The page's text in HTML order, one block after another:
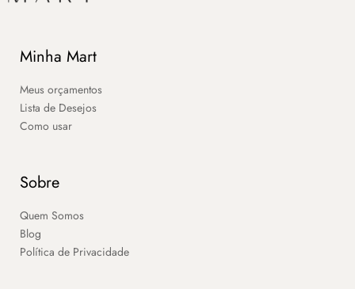
Minha Mart
Meus orçamentos
Lista de Desejos
Como usar
Sobre
Quem Somos
Blog
Política de Privacidade